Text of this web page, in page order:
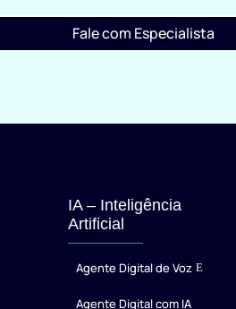
Fale com Especialista
IA – Inteligência
Artificial
Agente Digital de Voz
Agente Digital com IA